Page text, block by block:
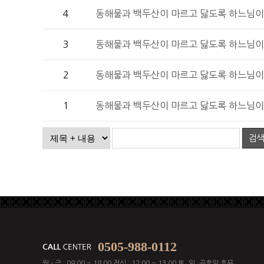
4 동해물과 백두산이 마르고 닳도록 하느님이
3 동해물과 백두산이 마르고 닳도록 하느님이
2 동해물과 백두산이 마르고 닳도록 하느님이
1 동해물과 백두산이 마르고 닳도록 하느님이
검색
0505-988-0112